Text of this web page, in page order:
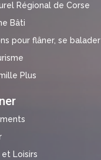
Régional de Corse
Bâti
pour flâner, se balader
Plus
Loisirs